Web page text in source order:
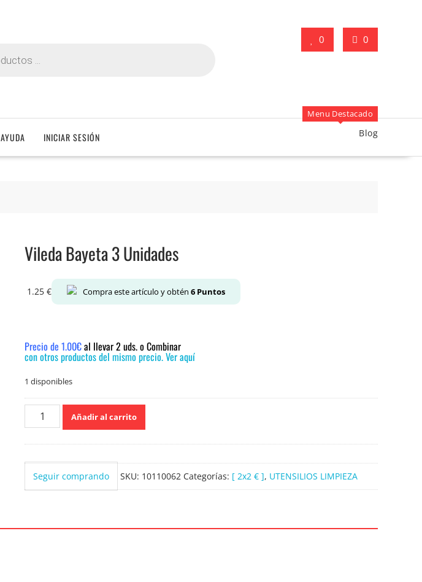
0 0
AYUDA INICIAR SESIÓN
Menu Destacado
Blog
Vileda Bayeta 3 Unidades
1.25 € Compra este artículo y obtén 6 Puntos
Precio de 1.00€al llevar 2 uds. o Combinar
con otros productos del mismo precio. Ver aquí
1 disponibles
Vileda
Bayeta
cantidad
Añadir al carrito
Seguir comprando SKU: 10110062 Categorías: [ 2x2 € ], UTENSILIOS LIMPIEZA